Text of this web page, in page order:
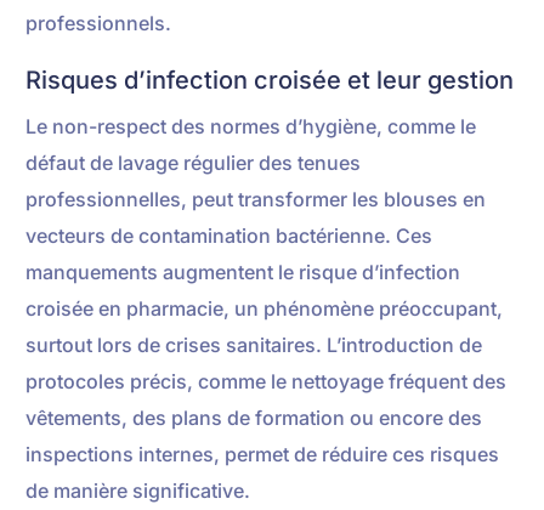
professionnels.
Risques d’infection croisée et leur gestion
Le non-respect des normes d’hygiène, comme le
défaut de lavage régulier des tenues
professionnelles, peut transformer les blouses en
vecteurs de contamination bactérienne. Ces
manquements augmentent le risque d’infection
croisée en pharmacie, un phénomène préoccupant,
surtout lors de crises sanitaires. L’introduction de
protocoles précis, comme le nettoyage fréquent des
vêtements, des plans de formation ou encore des
inspections internes, permet de réduire ces risques
de manière significative.